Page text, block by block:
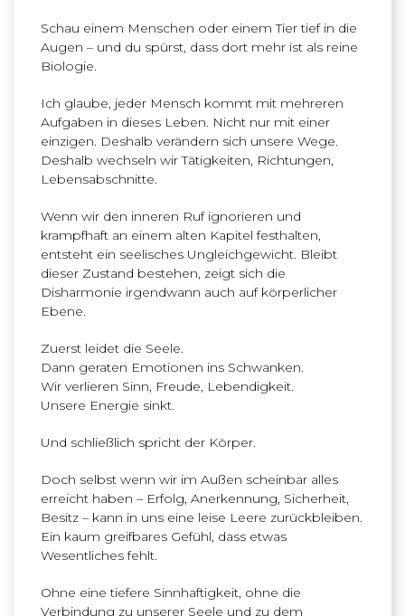
Schau einem Menschen oder einem Tier tief in die
Augen – und du spürst, dass dort mehr ist als reine
Biologie.
Ich glaube, jeder Mensch kommt mit mehreren
Aufgaben in dieses Leben. Nicht nur mit einer
einzigen. Deshalb verändern sich unsere Wege.
Deshalb wechseln wir Tätigkeiten, Richtungen,
Lebensabschnitte.
Wenn wir den inneren Ruf ignorieren und
krampfhaft an einem alten Kapitel festhalten,
entsteht ein seelisches Ungleichgewicht. Bleibt
dieser Zustand bestehen, zeigt sich die
Disharmonie irgendwann auch auf körperlicher
Ebene.
Zuerst leidet die Seele.
Dann geraten Emotionen ins Schwanken.
Wir verlieren Sinn, Freude, Lebendigkeit.
Unsere Energie sinkt.
Und schließlich spricht der Körper.
Doch selbst wenn wir im Außen scheinbar alles
erreicht haben – Erfolg, Anerkennung, Sicherheit,
Besitz – kann in uns eine leise Leere zurückbleiben.
Ein kaum greifbares Gefühl, dass etwas
Wesentliches fehlt.
Ohne eine tiefere Sinnhaftigkeit, ohne die
Verbindung zu unserer Seele und zu dem